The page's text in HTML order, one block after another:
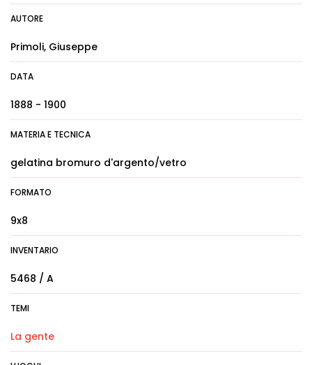
AUTORE
Primoli, Giuseppe
DATA
1888 - 1900
MATERIA E TECNICA
gelatina bromuro d'argento/vetro
FORMATO
9x8
INVENTARIO
5468 / A
TEMI
La gente